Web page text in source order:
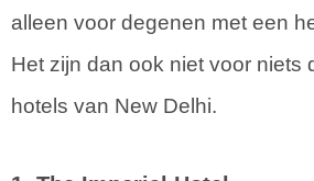
alleen voor degenen met een
Het zijn dan ook niet voor niets
hotels van New Delhi.